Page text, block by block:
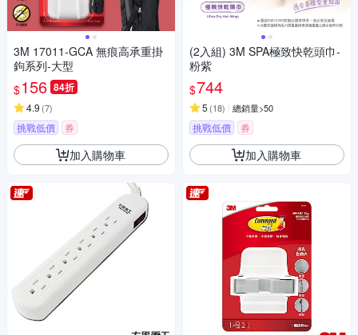
3M 17011-GCA 無痕高承重掛
鉤系列-大型
$156 84折
4.9 (7)
挑戰低價 券
加入購物車
(2入組) 3M SPA極致快乾頭巾-
粉紫
$744
5 (18) 總銷量>50
挑戰低價 券
加入購物車